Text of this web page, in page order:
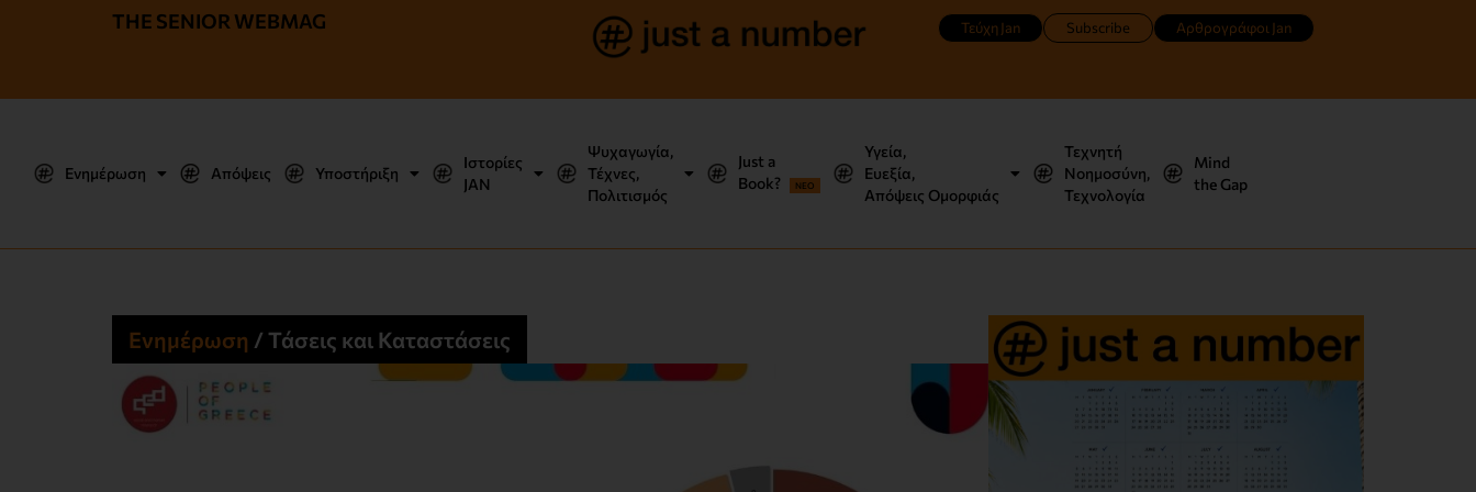
THE SENIOR WEBMAG Τεύχη Jan Subscribe Αρθρογράφοι Jan
Ενημέρωση Απόψεις Υποστήριξη
Ιστορίες
JΑΝ
Ψυχαγωγία,
Τέχνες,
Πολιτισμός
Just a
Book?
NEO
Υγεία,
Ευεξία,
Απόψεις Ομορφιάς
Τεχνητή
Νοημοσύνη,
Τεχνολογία
Mind
the Gap
Ενημέρωση / Τάσεις και Καταστάσεις